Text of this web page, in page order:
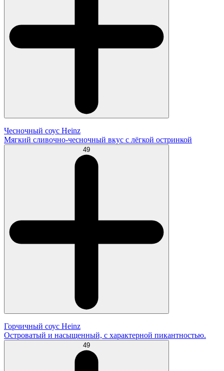
Чесночный соус Heinz
Мягкий сливочно-чесночный вкус с лёгкой остринкой
49
Горчичный соус Heinz
Островатый и насыщенный, с характерной пикантностью.
49